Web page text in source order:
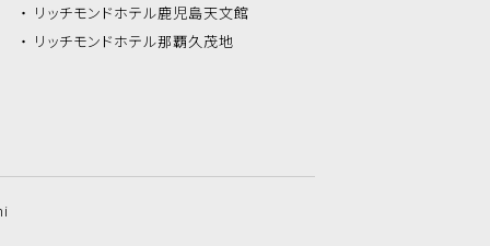
リッチモンドホテル鹿児島天文館
リッチモンドホテル那覇久茂地